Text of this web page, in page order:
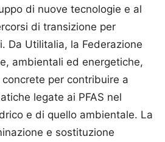
di nuove tecnologie e al
di transizione per
Da Utilitalia, la Federazione
ambientali ed energetiche,
per contribuire a
legate ai PFAS nel
e di quello ambientale. La
e sostituzione